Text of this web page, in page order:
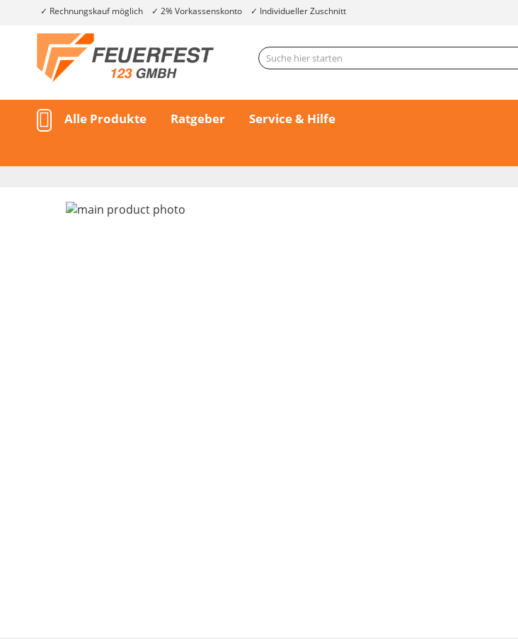
Rechnungskauf möglich 2% Vorkassenskonto Individueller Zuschnitt
Alle Produkte Ratgeber Service & Hilfe
Skip